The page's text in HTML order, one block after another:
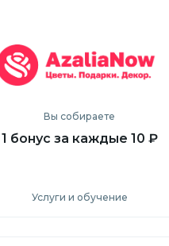
Перейти на сайт
Вы собираете
1 бонус за каждые 10 ₽
Услуги и обучение